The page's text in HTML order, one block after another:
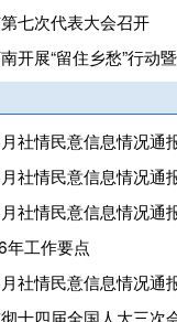
七次代表大会召开
社情民意信息情况通
社情民意信息情况通
社情民意信息情况通
年工作要点
社情民意信息情况通